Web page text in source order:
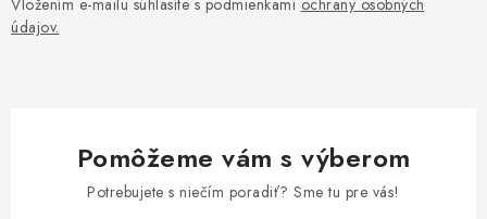
údajov.
Pomôžeme vám s výberom
Potrebujete s niečím poradiť? Sme tu pre vás!